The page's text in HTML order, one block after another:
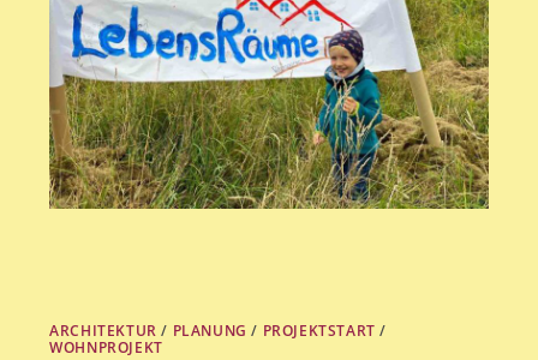
ARCHITEKTUR / PLANUNG / PROJEKTSTART /
WOHNPROJEKT